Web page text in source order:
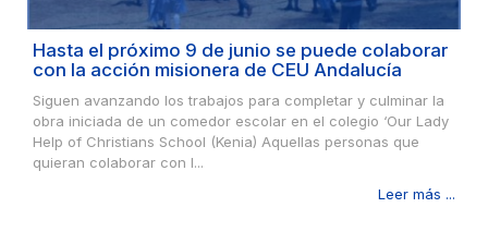
Hasta el próximo 9 de junio se puede colaborar
con la acción misionera de CEU Andalucía
Siguen avanzando los trabajos para completar y culminar la
obra iniciada de un comedor escolar en el colegio ‘Our Lady
Help of Christians School (Kenia) Aquellas personas que
quieran colaborar con l...
Leer más ...